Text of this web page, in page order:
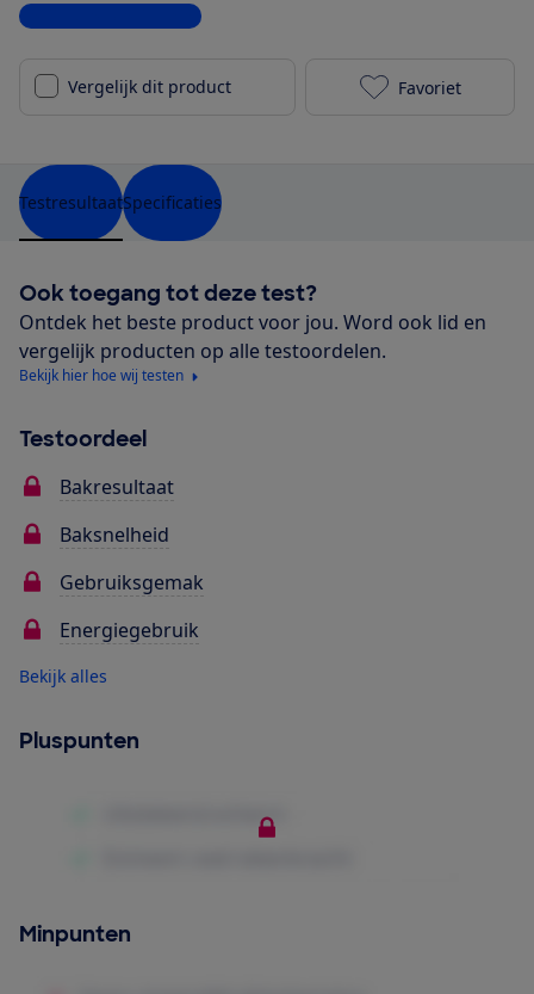
Bekijk alle specificaties
Vergelijk dit product Cosori
Favoriet
TestresultaatSpecificaties
Ook toegang tot deze test?
Ontdek het beste product voor jou. Word ook lid en
vergelijk producten op alle testoordelen.
Bekijk hier hoe wij testen
Testoordeel
Bakresultaat
Baksnelheid
Gebruiksgemak
Energiegebruik
Bekijk alles
Pluspunten
Minpunten